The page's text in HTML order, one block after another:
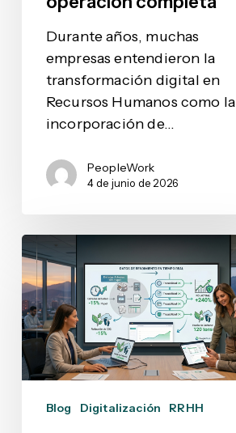
Durante años, muchas
empresas entendieron la
transformación digital en
Recursos Humanos como la
incorporación de…
PeopleWork
4 de junio de 2026
Estrategia
RR.HH.
2026:
El
Costo
Oculto
de
Digitalizar
Blog Digitalización RRHH